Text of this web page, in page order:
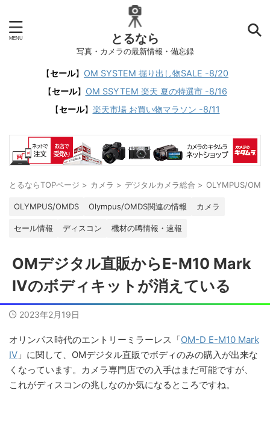
とるなら
写真・カメラの最新情報・備忘録
【セール】 OM SYSTEM 掘り出し物SALE -8/20
【セール】 OM SSYTEM 楽天 夏の特選市 -8/16
【セール】 楽天市場 お買い物マラソン -8/11
とるならTOPページ > カメラ > デジタルカメラ総合 > OLYMPUS/
OLYMPUS/OMDS Olympus/OMDS関連の情報 カメラ
セール情報 ディスコン 機材の噂情報・速報
OMデジタル直販からE-M10 Mark
IVのボディキットが消えている
2023年2月19日
オリンパス時代のエントリーミラーレス「OM-D E-M10 Mark
IV 」に関して、OMデジタル直販でボディのみの購入が出来な
くなっています。カメラ専門店での入手はまだ可能ですが、
これがディスコンの兆しなのか気になるところですね。